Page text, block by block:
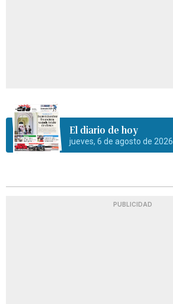
El diario de hoy
jueves, 6 de agosto de 2026
PUBLICIDAD